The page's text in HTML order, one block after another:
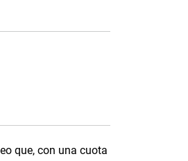
que, con una cuota